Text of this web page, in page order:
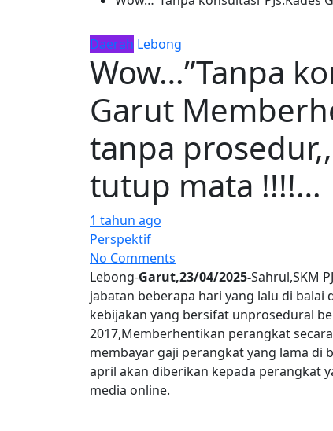
Daerah Lebong
Wow…”Tanpa
Garut
tanpa
tutup mata !!!!…
1 tahun ago
Perspektif
No Comments
Lebong-Garut,23/04/2025-Sahrul,SKM
jabatan beberapa hari yang lalu di
kebijakan yang bersifat unprosedural
2017,Memberhentikan perangkat
membayar gaji perangkat yang lama di
april akan diberikan kepada perangkat
media online.